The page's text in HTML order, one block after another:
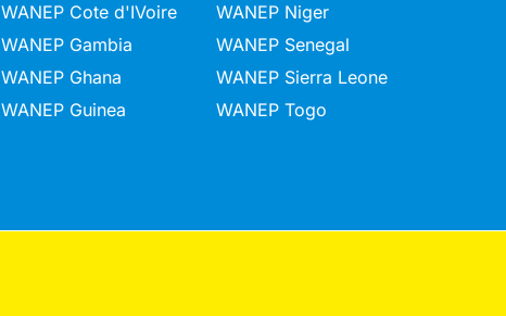
WANEP Cote d'IVoire
WANEP Gambia
WANEP Ghana
WANEP Guinea
WANEP Niger
WANEP Senegal
WANEP Sierra Leone
WANEP Togo